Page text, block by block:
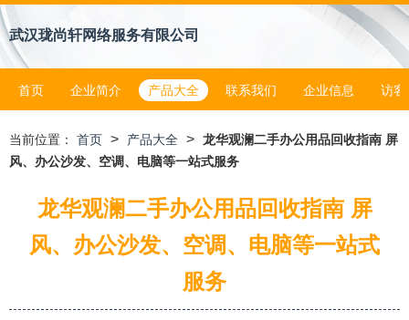
武汉珑尚轩网络服务有限公司
首页 企业简介 产品大全 联系我们 企业信息 访客
当前位置： 首页 > 产品大全 > 龙华观澜二手办公用品回收指南 屏
风、办公沙发、空调、电脑等一站式服务
龙华观澜二手办公用品回收指南 屏
风、办公沙发、空调、电脑等一站式
服务